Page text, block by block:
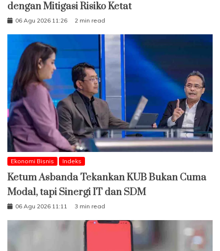
dengan Mitigasi Risiko Ketat
06 Agu 2026 11:26 2 min read
Ekonomi Bisnis Indeks
Ketum Asbanda Tekankan KUB Bukan Cuma
Modal, tapi Sinergi IT dan SDM
06 Agu 2026 11:11 3 min read